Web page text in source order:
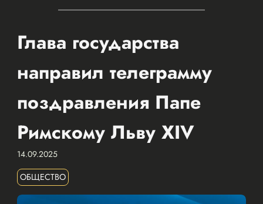
Глава государства
направил телеграмму
поздравления Папе
Римскому Льву XIV
14.09.2025
ОБЩЕСТВО